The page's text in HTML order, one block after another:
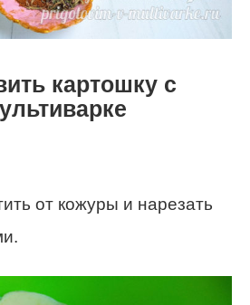
картошку с
от кожуры и нарезать